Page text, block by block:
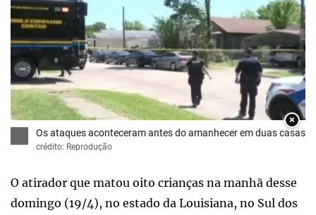
×
Os ataques aconteceram antes do amanhecer em duas casas
crédito: Reprodução
O atirador que matou oito crianças na manhã desse
domingo (19/4), no estado da Louisiana, no Sul dos